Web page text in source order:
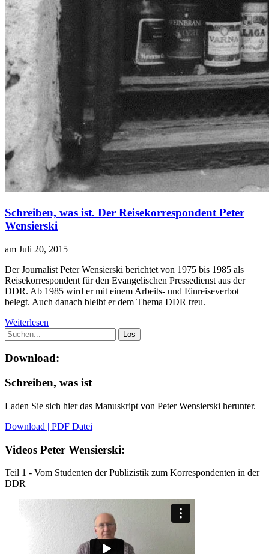
Schreiben, was ist. Der Reisekorrespondent Peter
Wensierski
am Juli 20, 2015
Der Journalist Peter Wensierski berichtet von 1975 bis 1985 als
Reisekorrespondent für den Evangelischen Pressedienst aus der
DDR. Ab 1985 wird er mit einem Arbeits- und Einreiseverbot
belegt. Auch danach bleibt er dem Thema DDR treu.
Weiterlesen
Download:
Schreiben, was ist
Laden Sie sich hier das Manuskript von Peter Wensierski herunter.
Download | PDF Datei
Videos Peter Wensierski:
Teil 1 - Vom Studenten der Publizistik zum Korrespondenten in der
DDR